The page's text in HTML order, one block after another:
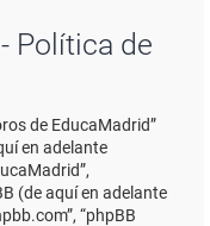
Política de
de EducaMadrid”
en adelante
(de aquí en adelante
“phpBB